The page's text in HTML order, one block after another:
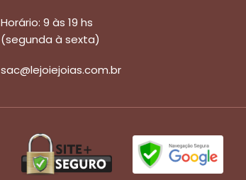
Horário: 9 às 19 hs
(segunda à sexta)
sac@lejoiejoias.com.br